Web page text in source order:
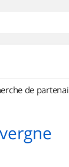
de